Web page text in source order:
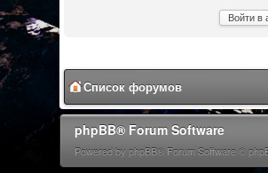
Список форумов
phpBB® Forum Software
Powered by phpBB® Forum Software ©